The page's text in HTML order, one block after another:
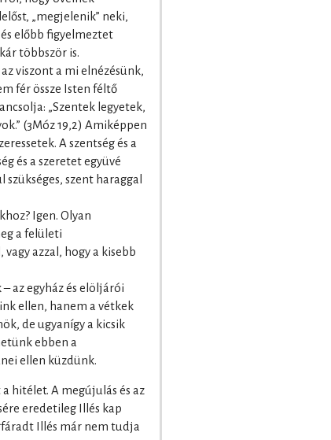
„megjelenik” neki,
előbb figyelmeztet
többször is.
viszont a mi elnézésünk,
fér össze Isten féltő
„Szentek legyetek,
(3Móz 19,2) Amiképpen
A szentség és a
és a szeretet együvé
szent haraggal
Igen. Olyan
a felületi
azzal, hogy a kisebb
az egyház és elöljárói
ellen, hanem a vétkek
de ugyanígy a kicsik
ebben a
ellen küzdünk.
hitélet. A megújulás és az
eredetileg Illés kap
Illés már nem tudja